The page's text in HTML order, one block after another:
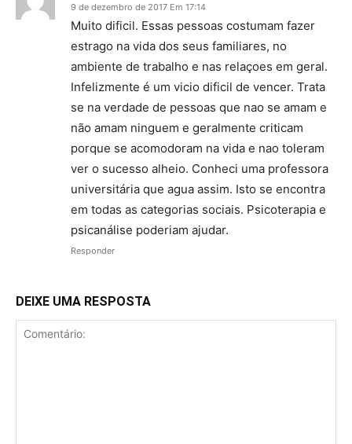
9 de dezembro de 2017 Em 17:14
Muito dificil. Essas pessoas costumam fazer
estrago na vida dos seus familiares, no
ambiente de trabalho e nas relaçoes em geral.
Infelizmente é um vicio dificil de vencer. Trata
se na verdade de pessoas que nao se amam e
não amam ninguem e geralmente criticam
porque se acomodoram na vida e nao toleram
ver o sucesso alheio. Conheci uma professora
universitária que agua assim. Isto se encontra
em todas as categorias sociais. Psicoterapia e
psicanálise poderiam ajudar.
Responder
DEIXE UMA RESPOSTA